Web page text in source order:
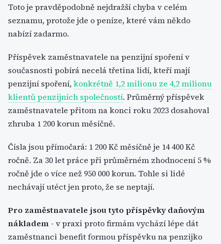
Toto je pravděpodobně nejdražší chyba v celém
seznamu, protože jde o peníze, které vám někdo
nabízí zadarmo.
Příspěvek zaměstnavatele na penzijní spoření v
současnosti pobírá necelá třetina lidí, kteří mají
penzijní spoření,konkrétně 1,2 milionu ze 4,2 milionu
klientů penzijních společností. Průměrný příspěvek
zaměstnavatele přitom na konci roku 2023 dosahoval
zhruba 1 200 korun měsíčně.
Čísla jsou přímočará: 1 200 Kč měsíčně je 14 400 Kč
ročně. Za 30 let práce při průměrném zhodnocení 5 %
ročně jde o více než 950 000 korun. Tohle si lidé
nechávají utéct jen proto, že se neptají.
Pro zaměstnavatele jsou tyto příspěvky daňovým
nákladem - v praxi proto firmám vychází lépe dát
zaměstnanci benefit formou příspěvku na penzijko